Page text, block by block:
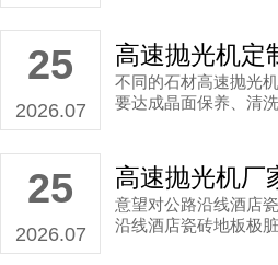
25
2026.07
高速抛光机定
不同的石材高速抛光
要达成晶面保养、清
25
2026.07
意望对公路沿线酒店
沿线酒店瓷砖地板极